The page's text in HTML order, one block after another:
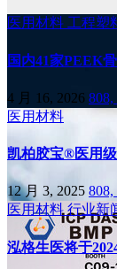
医用材料 工程塑
国内41家PEEK
4 月 16, 2026 808,
医用材料
凯柏胶宝®医用
12 月 3, 2025 808,
医用材料行业新
泓格生医将于